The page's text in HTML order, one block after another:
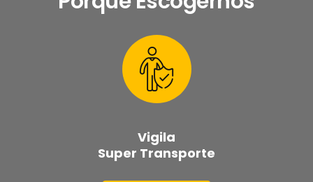
Vigila
Super Transporte